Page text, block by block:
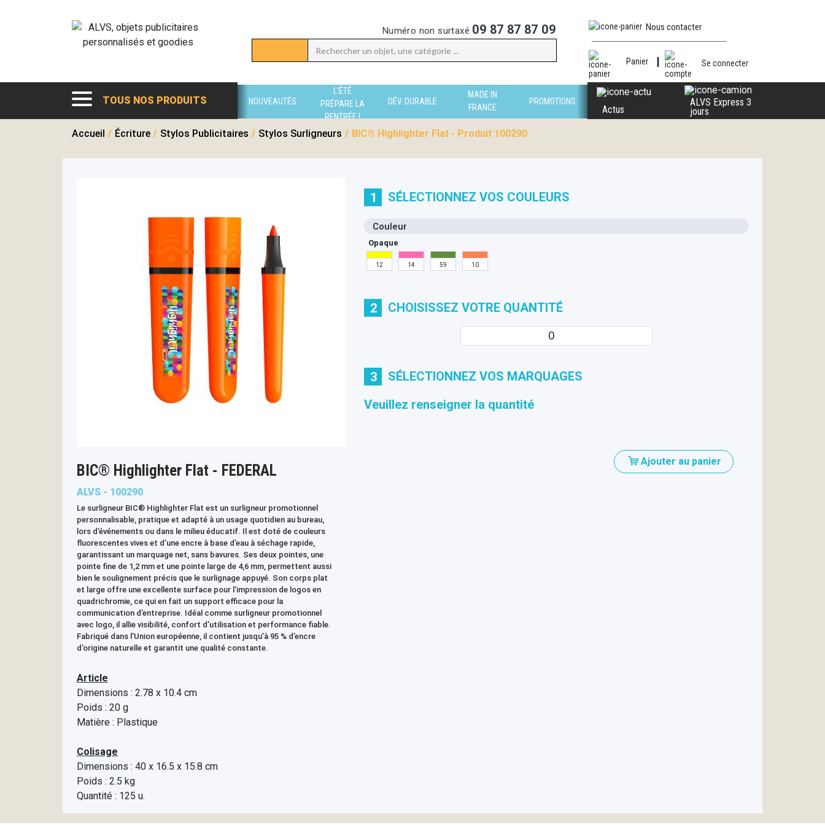
Numéro non surtaxé 09 87 87 87 09 Nous contacter
Panier Se connecter
TOUS NOS PRODUITS NOUVEAUTÉS
L'ÉTÉ
PRÉPARE LA
RENTRÉE !
DÉV. DURABLE
MADE IN
FRANCE
PROMOTIONS
Actus
ALVS Express 3
jours
Accueil / Écriture / Stylos Publicitaires / Stylos Surligneurs / BIC® Highlighter Flat - Produit 100290
BIC® Highlighter Flat - FEDERAL
ALVS - 100290
Le surligneur BIC® Highlighter Flat est un surligneur promotionnel
personnalisable, pratique et adapté à un usage quotidien au bureau,
lors d’événements ou dans le milieu éducatif. Il est doté de couleurs
fluorescentes vives et d’une encre à base d’eau à séchage rapide,
garantissant un marquage net, sans bavures. Ses deux pointes, une
pointe fine de 1,2 mm et une pointe large de 4,6 mm, permettent aussi
bien le soulignement précis que le surlignage appuyé. Son corps plat
et large offre une excellente surface pour l’impression de logos en
quadrichromie, ce qui en fait un support efficace pour la
communication d’entreprise. Idéal comme surligneur promotionnel
avec logo, il allie visibilité, confort d’utilisation et performance fiable.
Fabriqué dans l’Union européenne, il contient jusqu’à 95 % d’encre
d’origine naturelle et garantit une qualité constante.
Article
Dimensions : 2.78 x 10.4 cm
Poids : 20 g
Matière : Plastique
Colisage
Dimensions : 40 x 16.5 x 15.8 cm
Poids : 2.5 kg
Quantité : 125 u.
1 SÉLECTIONNEZ VOS COULEURS
Couleur
Opaque
12 14 59 10
2 CHOISISSEZ VOTRE QUANTITÉ
3
SÉLECTIONNEZ VOS MARQUAGES
Veuillez renseigner la quantité
Ajouter au panier